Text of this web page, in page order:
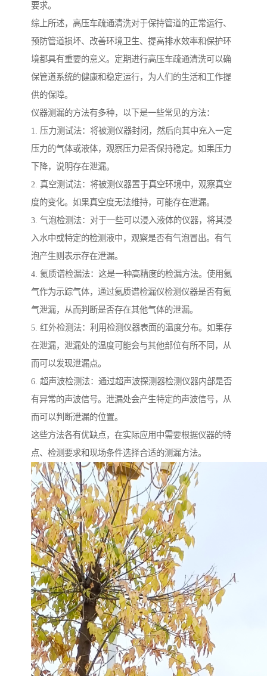
要求。
综上所述，高压车疏通清洗对于保持管道的正常运行、
预防管道损坏、改善环境卫生、提高排水效率和保护环
境都具有重要的意义。定期进行高压车疏通清洗可以确
保管道系统的健康和稳定运行，为人们的生活和工作提
供的保障。
仪器测漏的方法有多种，以下是一些常见的方法：
1. 压力测试法：将被测仪器封闭，然后向其中充入一定
压力的气体或液体，观察压力是否保持稳定。如果压力
下降，说明存在泄漏。
2. 真空测试法：将被测仪器置于真空环境中，观察真空
度的变化。如果真空度无法维持，可能存在泄漏。
3. 气泡检测法：对于一些可以浸入液体的仪器，将其浸
入水中或特定的检测液中，观察是否有气泡冒出。有气
泡产生则表示存在泄漏。
4. 氦质谱检漏法：这是一种高精度的检漏方法。使用氦
气作为示踪气体，通过氦质谱检漏仪检测仪器是否有氦
气泄漏，从而判断是否存在其他气体的泄漏。
5. 红外检测法：利用检测仪器表面的温度分布。如果存
在泄漏，泄漏处的温度可能会与其他部位有所不同，从
而可以发现泄漏点。
6. 超声波检测法：通过超声波探测器检测仪器内部是否
有异常的声波信号。泄漏处会产生特定的声波信号，从
而可以判断泄漏的位置。
这些方法各有优缺点，在实际应用中需要根据仪器的特
点、检测要求和现场条件选择合适的测漏方法。